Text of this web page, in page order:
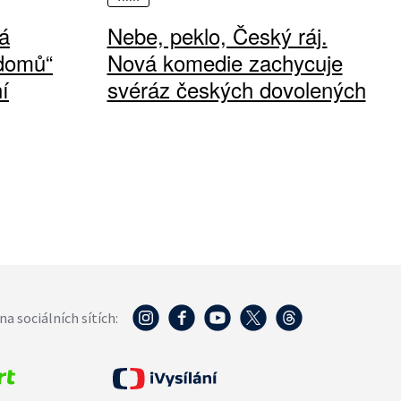
Nebe, peklo, Český ráj.
Nová komedie zachycuje
svéráz českých dovolených
sociálních sítích: